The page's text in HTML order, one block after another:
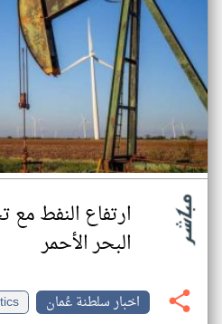
ارتفاع النفط
البحر الأحمر
اخبار سلطنة عُمان